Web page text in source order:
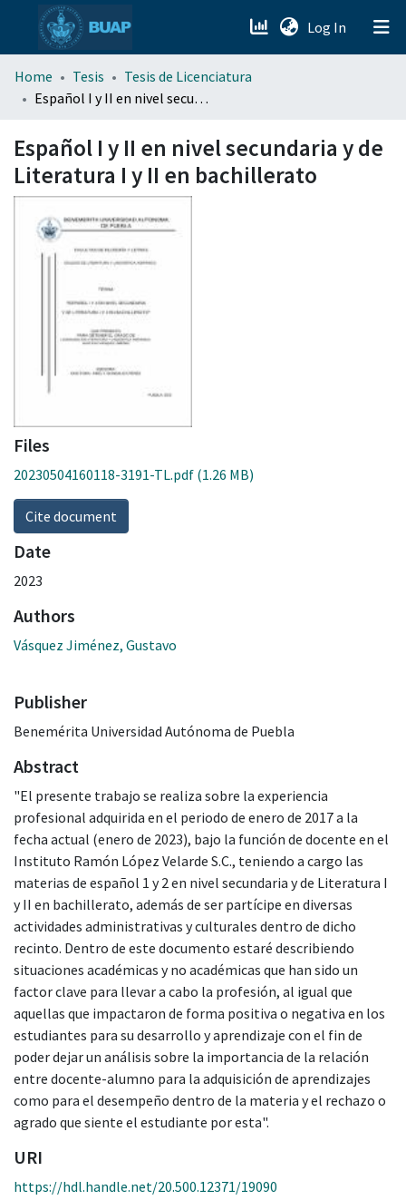
Log In (current)
menu.section.about_menu
Home Tesis
Tesis de Licenciatura
Español I y II en nivel secundaria y de Literatura I y II en bachillerato
Español I y II en nivel secundaria y de
Literatura I y II en bachillerato
Files
20230504160118-3191-TL.pdf (1.26 MB)
Cite document
Date
2023
Authors
Vásquez Jiménez, Gustavo
Publisher
Benemérita Universidad Autónoma de Puebla
Abstract
"El presente trabajo se realiza sobre la experiencia
profesional adquirida en el periodo de enero de 2017 a la
fecha actual (enero de 2023), bajo la función de docente en el
Instituto Ramón López Velarde S.C., teniendo a cargo las
materias de español 1 y 2 en nivel secundaria y de Literatura I
y II en bachillerato, además de ser partícipe en diversas
actividades administrativas y culturales dentro de dicho
recinto. Dentro de este documento estaré describiendo
situaciones académicas y no académicas que han sido un
factor clave para llevar a cabo la profesión, al igual que
aquellas que impactaron de forma positiva o negativa en los
estudiantes para su desarrollo y aprendizaje con el fin de
poder dejar un análisis sobre la importancia de la relación
entre docente-alumno para la adquisición de aprendizajes
como para el desempeño dentro de la materia y el rechazo o
agrado que siente el estudiante por esta".
URI
https://hdl.handle.net/20.500.12371/19090